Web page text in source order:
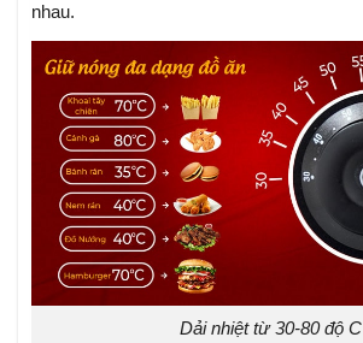
nhau.
Dải nhiệt từ 30-80 độ C